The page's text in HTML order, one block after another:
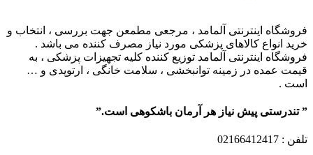
فروشگاه اینترنتی آلمامد ، مرجعی مطمعن جهت بررسی ، انتخاب و
خرید انواع کالاهای پزشکی مورد نیاز مصرف کننده می باشد .
فروشگاه اینترنتی آلمامد توزیع کننده کلیه تجهیزات پزشکی ، به
قیمت عمده در زمینه توانبخشی ، سلامت خانگی ، ارتوپدی و …
است .
” تندرستی پیش نیاز هر آرمان باشکوهی است.”
تلفن : 02166412417